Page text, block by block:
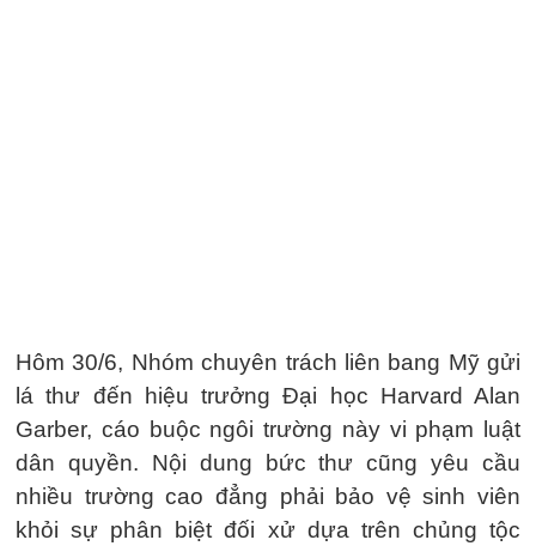
Hôm 30/6, Nhóm chuyên trách liên bang Mỹ gửi
lá thư đến hiệu trưởng Đại học Harvard Alan
Garber, cáo buộc ngôi trường này vi phạm luật
dân quyền. Nội dung bức thư cũng yêu cầu
nhiều trường cao đẳng phải bảo vệ sinh viên
khỏi sự phân biệt đối xử dựa trên chủng tộc